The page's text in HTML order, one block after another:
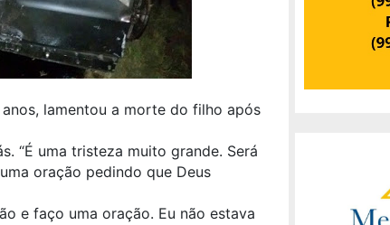
lamentou a morte do filho após
“É uma tristeza muito grande. Será
oração pedindo que Deus
e faço uma oração. Eu não estava